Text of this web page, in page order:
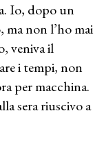
Io, dopo un
non l’ho mai
veniva il
i tempi, non
per macchina.
sera riuscivo a